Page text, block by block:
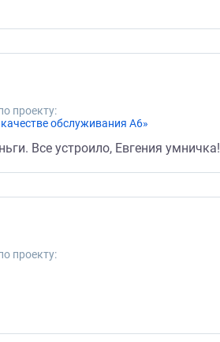
проекту:
обслуживания А6»
Все устроило, Евгения умничка!
проекту: